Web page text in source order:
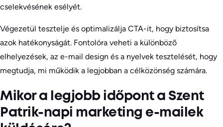
cselekvésének esélyét.
Végezetül tesztelje és optimalizálja CTA-it, hogy biztosítsa
azok hatékonyságát. Fontolóra veheti a különböző
elhelyezések, az e-mail design és a nyelvek tesztelését, hogy
megtudja, mi működik a legjobban a célközönség számára.
Mikor a legjobb időpont a Szent
Patrik-napi marketing e-mailek